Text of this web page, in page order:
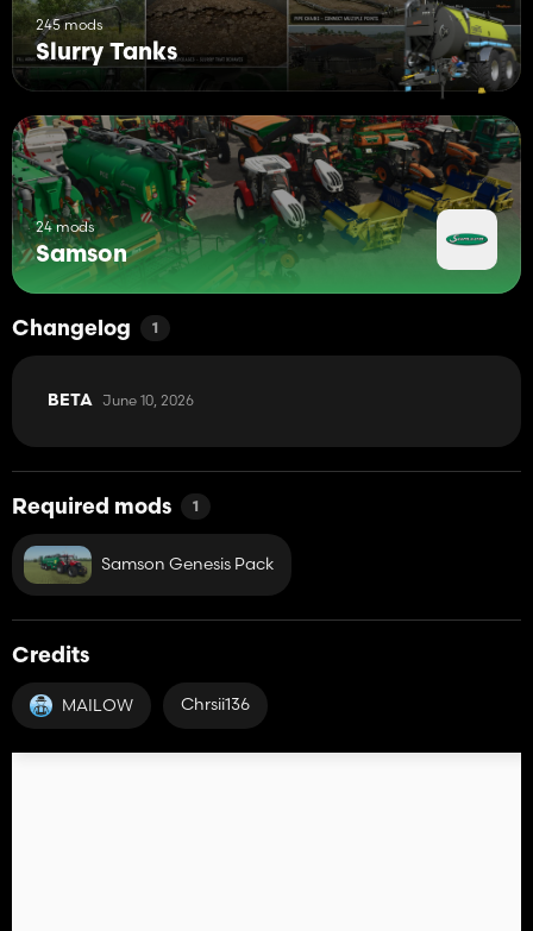
245 mods
Slurry Tanks
24 mods
Samson
Changelog 1
BETA June 10, 2026
Required mods 1
Samson Genesis Pack
Credits
MAILOW Chrsii136